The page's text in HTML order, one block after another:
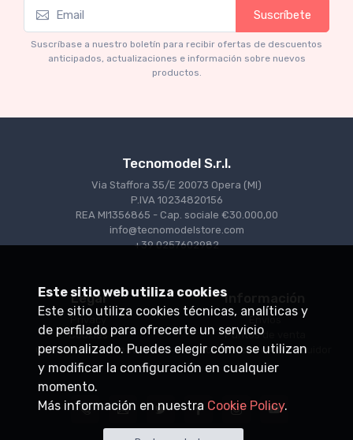
Ferrari 166 MM Abarth Metallic Silver Press
Version 1953 scala 1/18
Suscríbete
Suscríbase a nuestro boletín para recibir ofertas de descuentos
anticipados, actualizaciones e información sobre nuevos
productos.
Tecnomodel S.r.l.
Via Staffora 35/E 20073 Opera (MI)
P.IVA 10234820156
REA MI1356865 - Cap. sociale €30.000,00
info@tecnomodelstore.com
+39 0257602982
Legal
Cookies
Condiciones de venta
Información
Puntos de venta
Conviértase en distribuidor
Este sitio web utiliza cookies
Este sitio utiliza cookies técnicas, analíticas y
de perfilado para ofrecerte un servicio
personalizado. Puedes elegir cómo se utilizan
y modificar la configuración en cualquier
momento.
Más información en nuestra Cookie Policy.